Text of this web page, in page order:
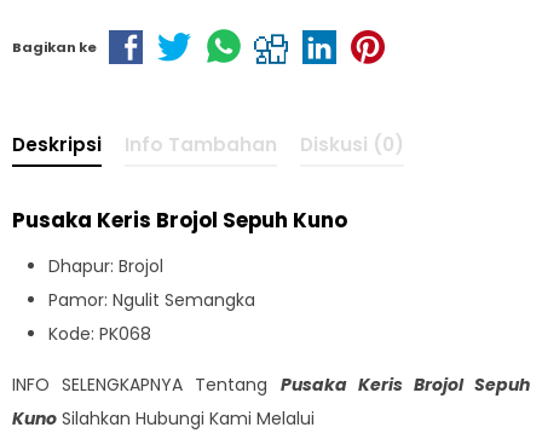
Bagikan ke
Deskripsi Info Tambahan Diskusi (0)
Pusaka Keris Brojol Sepuh Kuno
Dhapur: Brojol
Pamor: Ngulit Semangka
Kode: PK068
INFO SELENGKAPNYA Tentang Pusaka Keris Brojol Sepuh
Kuno Silahkan Hubungi Kami Melalui